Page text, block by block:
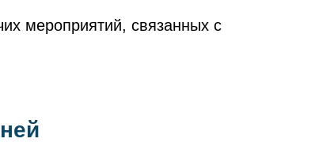
мероприятий, связанных с